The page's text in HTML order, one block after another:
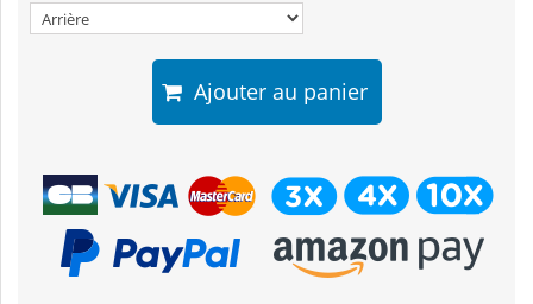
Ajouter au panier